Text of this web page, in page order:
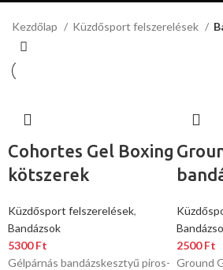
Kezdőlap Küzdősport felszerelések
Cohortes Gel Boxing
kötszerek
Küzdősport felszerelések,
Bandázsok
5300Ft
Gélpárnás bandázskesztyű piros-
2500Ft
Ground